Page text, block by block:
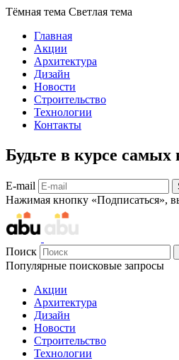
Тёмная тема Светлая тема
Главная
Акции
Архитектура
Дизайн
Новости
Строительство
Технологии
Контакты
Будьте в курсе
E-mail
Нажимая кнопку «Подписаться»,
Поиск
Популярные поисковые запросы
Акции
Архитектура
Дизайн
Новости
Строительство
Технологии